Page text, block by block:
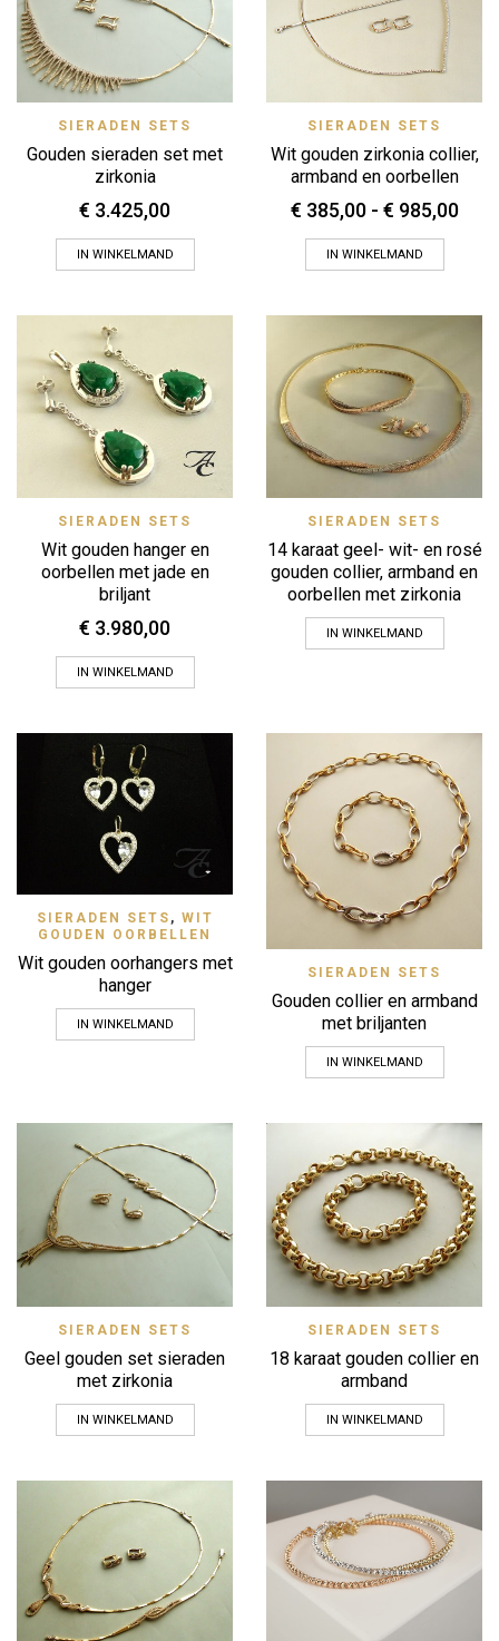
SIERADEN SETS
Gouden sieraden set met
zirkonia
€ 3.425,00
IN WINKELMAND
SIERADEN SETS
Wit gouden zirkonia collier,
armband en oorbellen
€ 385,00 - € 985,00
IN WINKELMAND
SIERADEN SETS
Wit gouden hanger en
oorbellen met jade en
briljant
€ 3.980,00
IN WINKELMAND
SIERADEN SETS
14 karaat geel- wit- en rosé
gouden collier, armband en
oorbellen met zirkonia
IN WINKELMAND
SIERADEN SETS , WIT
GOUDEN OORBELLEN
Wit gouden oorhangers met
hanger
IN WINKELMAND
SIERADEN SETS
Gouden collier en armband
met briljanten
IN WINKELMAND
SIERADEN SETS
Geel gouden set sieraden
met zirkonia
IN WINKELMAND
SIERADEN SETS
18 karaat gouden collier en
armband
IN WINKELMAND